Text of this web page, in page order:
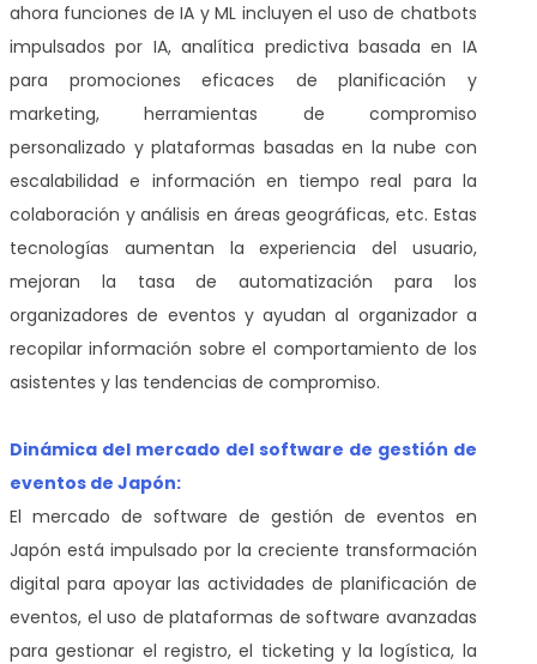
ahora funciones de IA y ML incluyen el uso de chatbots
impulsados por IA, analítica predictiva basada en IA
para promociones eficaces de planificación y
marketing, herramientas de compromiso
personalizado y plataformas basadas en la nube con
escalabilidad e información en tiempo real para la
colaboración y análisis en áreas geográficas, etc. Estas
tecnologías aumentan la experiencia del usuario,
mejoran la tasa de automatización para los
organizadores de eventos y ayudan al organizador a
recopilar información sobre el comportamiento de los
asistentes y las tendencias de compromiso.
Dinámica del mercado del software de gestión de
eventos de Japón:
El mercado de software de gestión de eventos en
Japón está impulsado por la creciente transformación
digital para apoyar las actividades de planificación de
eventos, el uso de plataformas de software avanzadas
para gestionar el registro, el ticketing y la logística, la